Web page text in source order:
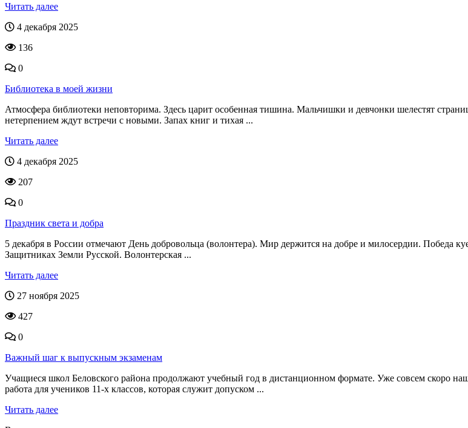
Читать далее
4 декабря 2025
136
0
Библиотека в моей жизни
Атмосфера библиотеки неповторима. Здесь царит особенная тишина. Мальчишки и девчонки шелестят
нетерпением ждут встречи с новыми. Запах книг и тихая ...
Читать далее
4 декабря 2025
207
0
Праздник света и добра
5 декабря в России отмечают День добровольца (волонтера). Мир держится на добре и милосердии.
Защитниках Земли Русской. Волонтерская ...
Читать далее
27 ноября 2025
427
0
Важный шаг к выпускным экзаменам
Учащиеся школ Беловского района продолжают учебный год в дистанционном формате. Уже совсем скоро
работа для учеников 11-х классов, которая служит допуском ...
Читать далее